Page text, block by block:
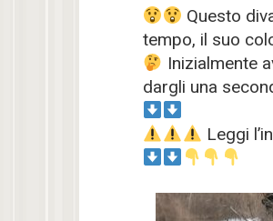
Questo
tempo, il suo
Inizialmente
dargli una
Leggi